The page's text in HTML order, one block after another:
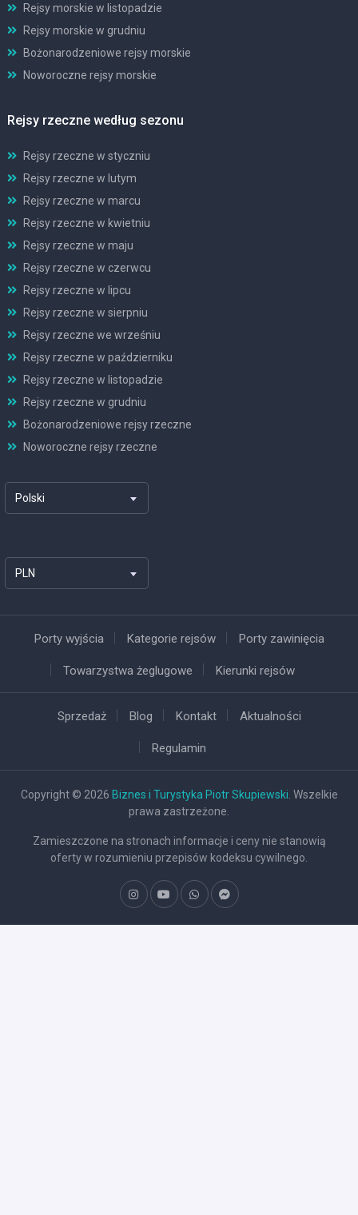
Rejsy morskie w listopadzie
Rejsy morskie w grudniu
Bożonarodzeniowe rejsy morskie
Noworoczne rejsy morskie
Rejsy rzeczne według sezonu
Rejsy rzeczne w styczniu
Rejsy rzeczne w lutym
Rejsy rzeczne w marcu
Rejsy rzeczne w kwietniu
Rejsy rzeczne w maju
Rejsy rzeczne w czerwcu
Rejsy rzeczne w lipcu
Rejsy rzeczne w sierpniu
Rejsy rzeczne we wrześniu
Rejsy rzeczne w październiku
Rejsy rzeczne w listopadzie
Rejsy rzeczne w grudniu
Bożonarodzeniowe rejsy rzeczne
Noworoczne rejsy rzeczne
Polski
PLN
Porty wyjścia Kategorie rejsów Porty zawinięcia
Towarzystwa żeglugowe Kierunki rejsów
Sprzedaż Blog Kontakt Aktualności
Regulamin
Copyright © 2026 Biznes i Turystyka Piotr Skupiewski . Wszelkie
prawa zastrzeżone.
Zamieszczone na stronach informacje i ceny nie stanowią
oferty w rozumieniu przepisów kodeksu cywilnego.